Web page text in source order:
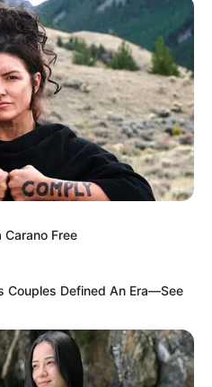
Carano Free
Couples Defined An Era—See